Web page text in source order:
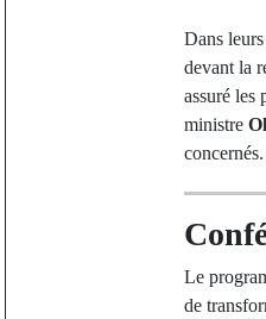
Dans
devant la
assuré les
ministre
concernés.
Le
de